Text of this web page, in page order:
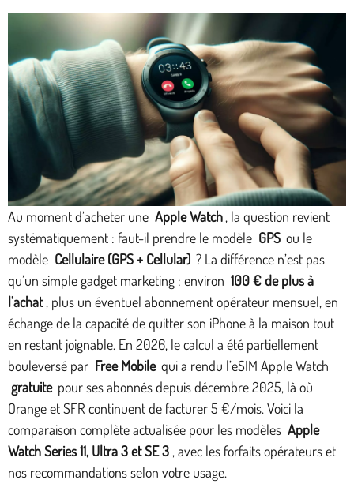
Au moment d’acheter une Apple Watch , la question revient
systématiquement : faut-il prendre le modèle GPS ou le
modèle Cellulaire (GPS + Cellular) ? La différence n’est pas
qu’un simple gadget marketing : environ 100 € de plus à
l’achat , plus un éventuel abonnement opérateur mensuel, en
échange de la capacité de quitter son iPhone à la maison tout
en restant joignable. En 2026, le calcul a été partiellement
bouleversé par Free Mobile qui a rendu l’eSIM Apple Watch
gratuite pour ses abonnés depuis décembre 2025, là où
Orange et SFR continuent de facturer 5 €/mois. Voici la
comparaison complète actualisée pour les modèles Apple
Watch Series 11, Ultra 3 et SE 3 , avec les forfaits opérateurs et
nos recommandations selon votre usage.